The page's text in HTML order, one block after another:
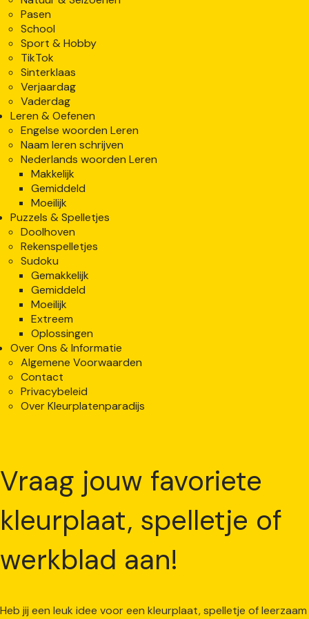
Pasen
School
Sport & Hobby
TikTok
Sinterklaas
Verjaardag
Vaderdag
Leren & Oefenen
Engelse woorden Leren
Naam leren schrijven
Nederlands woorden Leren
Makkelijk
Gemiddeld
Moeilijk
Puzzels & Spelletjes
Doolhoven
Rekenspelletjes
Sudoku
Gemakkelijk
Gemiddeld
Moeilijk
Extreem
Oplossingen
Over Ons & Informatie
Algemene Voorwaarden
Contact
Privacybeleid
Over Kleurplatenparadijs
Vraag jouw favoriete
kleurplaat, spelletje of
werkblad aan!
Heb jij een leuk idee voor een kleurplaat, spelletje of leerzaam